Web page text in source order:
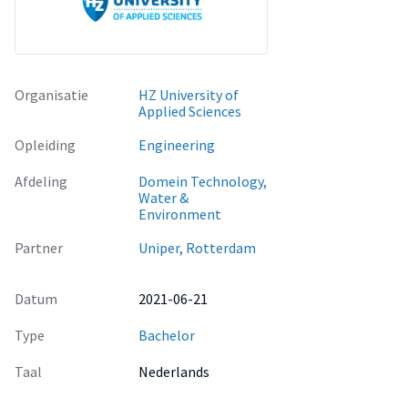
energie. Daarom wordt er aanbevolen om verschillende
Organisatie
HZ University of
Applied Sciences
Opleiding
Engineering
Afdeling
Domein Technology,
Water &
Environment
Partner
Uniper, Rotterdam
Datum
2021-06-21
Type
Bachelor
Taal
Nederlands